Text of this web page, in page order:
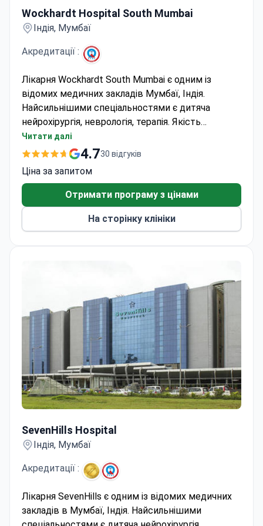
Wockhardt Hospital South Mumbai
Індія, Мумбаї
Акредитації :
Лікарня Wockhardt South Mumbai є одним із
відомих медичних закладів Мумбаї, Індія.
Найсильнішими спеціальностями є дитяча
нейрохірургія, неврологія, терапія. Якість
медичних послуг та лікування підтверджено
Акредитаційною радою Індійської національної
та інших країн вибирають лікарню Wockhardt
Південний Мумбаї для охорони здоров’я.
Читати далі
4.730 відгуків
Ціна за запитом
Отримати програму з цінами
На сторінку клініки
SevenHills Hospital
Індія, Мумбаї
Акредитації :
Лікарня SevenHills є одним із відомих медичних
закладів в Мумбаї, Індія. Найсильнішими